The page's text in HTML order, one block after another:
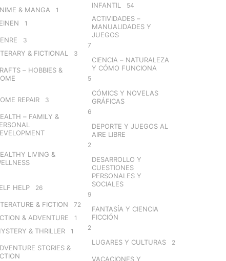
& MANGA 1
1
3
& FICTIONAL 3
– HOBBIES &
REPAIR 3
– FAMILY &
LIVING &
HELP 26
& FICTION 72
& ADVENTURE 1
& THRILLER 1
STORIES &
INFANTIL 54
ACTIVIDADES –
MANUALIDADES Y
JUEGOS
7
CIENCIA – NATURALEZA
Y CÓMO FUNCIONA
5
CÓMICS Y NOVELAS
GRÁFICAS
6
DEPORTE Y JUEGOS AL
AIRE LIBRE
2
DESARROLLO Y
CUESTIONES
PERSONALES Y
SOCIALES
9
FANTASÍA Y CIENCIA
FICCIÓN
2
LUGARES Y CULTURAS 2
VACACIONES Y